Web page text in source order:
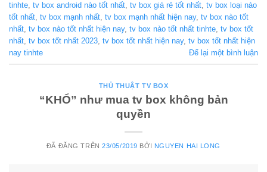
tinhte, tv box android nào tốt nhất, tv box giá rẻ tốt nhất, tv box loại nào
tốt nhất, tv box mạnh nhất, tv box mạnh nhất hiện nay, tv box nào tốt
nhất, tv box nào tốt nhất hiện nay, tv box nào tốt nhất tinhte, tv box tốt
nhất, tv box tốt nhất 2023, tv box tốt nhất hiện nay, tv box tốt nhất hiện
nay tinhte
Để lại một bình luận
THỦ THUẬT TV BOX
“KHỔ” như mua tv box không bản
quyền
ĐÃ ĐĂNG TRÊN23/05/2019 BỞI NGUYEN HAI LONG